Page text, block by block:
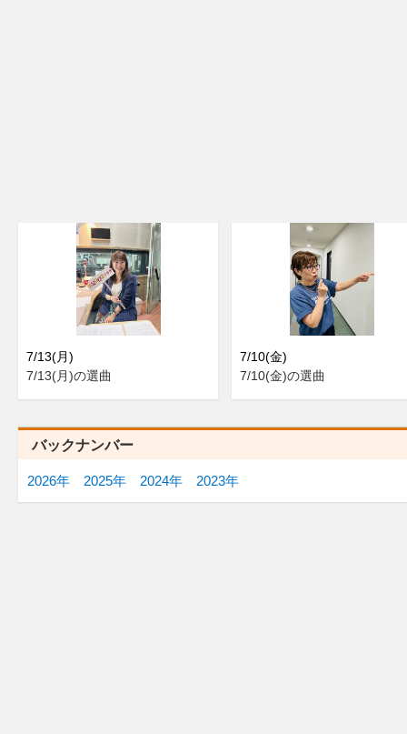
7/13(月)
7/13(月)の選曲
7/10(金)
7/10(金)の選曲
バックナンバー
2026年 2025年 2024年 2023年